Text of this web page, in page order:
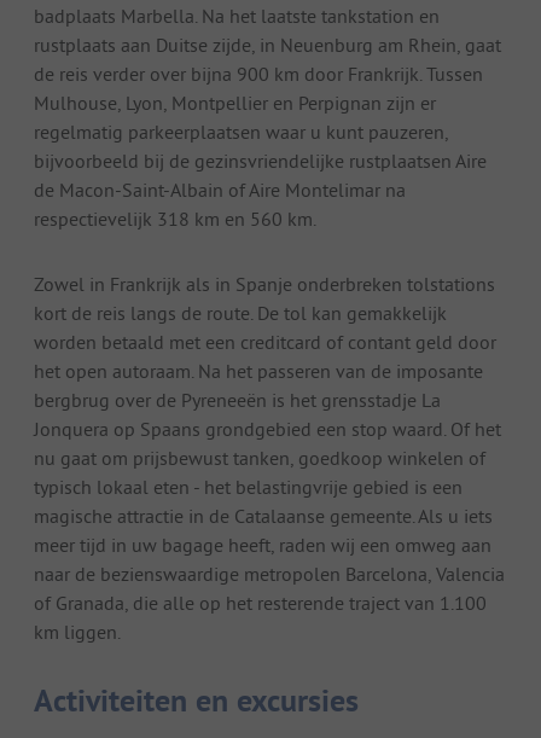
badplaats Marbella. Na het laatste tankstation en
rustplaats aan Duitse zijde, in Neuenburg am Rhein, gaat
de reis verder over bijna 900 km door Frankrijk. Tussen
Mulhouse, Lyon, Montpellier en Perpignan zijn er
regelmatig parkeerplaatsen waar u kunt pauzeren,
bijvoorbeeld bij de gezinsvriendelijke rustplaatsen Aire
de Macon-Saint-Albain of Aire Montelimar na
respectievelijk 318 km en 560 km.
Zowel in Frankrijk als in Spanje onderbreken tolstations
kort de reis langs de route. De tol kan gemakkelijk
worden betaald met een creditcard of contant geld door
het open autoraam. Na het passeren van de imposante
bergbrug over de Pyreneeën is het grensstadje La
Jonquera op Spaans grondgebied een stop waard. Of het
nu gaat om prijsbewust tanken, goedkoop winkelen of
typisch lokaal eten - het belastingvrije gebied is een
magische attractie in de Catalaanse gemeente. Als u iets
meer tijd in uw bagage heeft, raden wij een omweg aan
naar de bezienswaardige metropolen Barcelona, Valencia
of Granada, die alle op het resterende traject van 1.100
km liggen.
Activiteiten en excursies